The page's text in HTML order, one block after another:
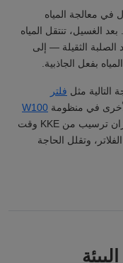
في معالجة المياه
الغسيل، تنتقل المياه
الصلبة الثقيلة — إلى
بفعل الجاذبية.
مثل فلتر
في منظومة W100
لإعادة تدوير المياه. في جوهرها، تعزز كل خزان ترسيب من KKE وقت
وتقلل الحاجة